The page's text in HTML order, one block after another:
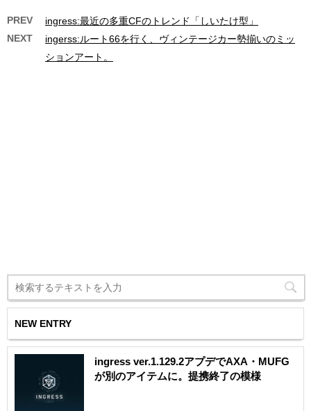
PREV
ingress:最近の多重CFのトレンド「しいたけ型」
NEXT
ingerss:ルート66を行く、ヴィンテージカー勢揃いのミッ
ションアート。
NEW ENTRY
ingress ver.1.129.2アプデでAXA・MUFG
が別のアイテムに。提携終了の模様